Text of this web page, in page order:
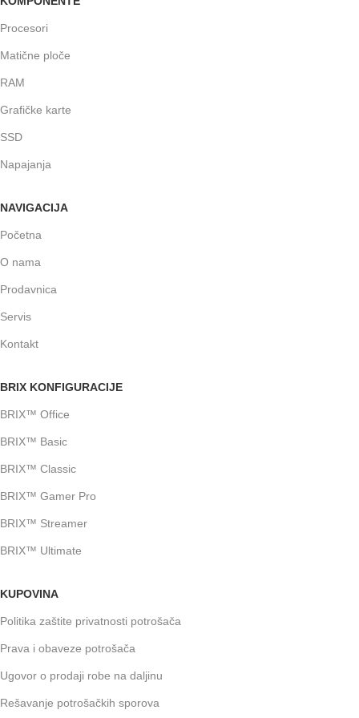
Procesori
Matične ploče
RAM
Grafičke karte
SSD
Napajanja
NAVIGACIJA
Početna
O nama
Prodavnica
Servis
Kontakt
BRIX KONFIGURACIJE
BRIX™ Office
BRIX™ Basic
BRIX™ Classic
BRIX™ Gamer Pro
BRIX™ Streamer
BRIX™ Ultimate
KUPOVINA
Politika zaštite privatnosti potrošača
Prava i obaveze potrošača
Ugovor o prodaji robe na daljinu
Rešavanje potrošačkih sporova